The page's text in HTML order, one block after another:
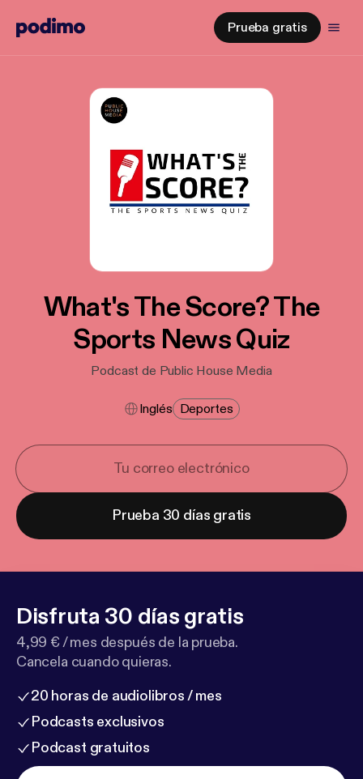
Prueba gratis
What's The Score? The
Sports News Quiz
Podcast de Public House Media
Inglés Deportes
Prueba 30 días gratis
Disfruta 30 días gratis
4,99 € / mes después de la prueba.
Cancela cuando quieras.
20 horas de audiolibros / mes
Podcasts exclusivos
Podcast gratuitos